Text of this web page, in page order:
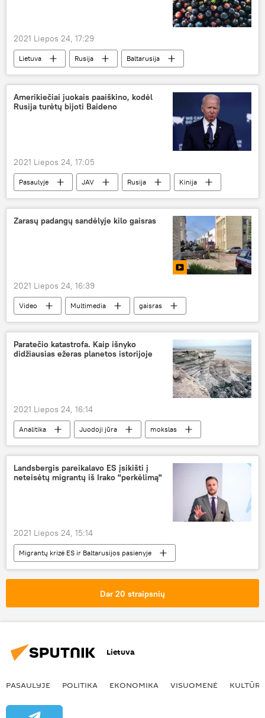
2021 Liepos 24, 17:29
Lietuva Rusija
Baltarusija
Ukraina
Valstybinė maisto ir veterinarijos tarnyba (VMVT)
uogos
grybai
Amerikiečiai juokais paaiškino, kodėl
Rusija turėtų bijoti Baideno
2021 Liepos 24, 17:05
Pasaulyje JAV Rusija
Kinija
Pentagonas
ginklavimasis
Zarasų padangų sandėlyje kilo gaisras
2021 Liepos 24, 16:39
Video Multimedia
gaisras
Zarasų rajonas
Paratečio katastrofa. Kaip išnyko
didžiausias ežeras planetos istorijoje
2021 Liepos 24, 16:14
Analitika Juodoji jūra
mokslas
jūra
ekologija
Viduržemio jūra
Kaspijos jūra
Landsbergis pareikalavo ES įsikišti į
neteisėtų migrantų iš Irako "perkėlimą"
2021 Liepos 24, 15:14
Migrantų krizė ES ir Baltarusijos pasienyje
Politika
Baltarusija
Užsienio reikalų ministerija
neteisėti migrantai
Žosepas Borelis
Dar 20 straipsnių
Lietuva
PASAULYJE POLITIKA EKONOMIKA VISUOMENĖ KULTŪRA